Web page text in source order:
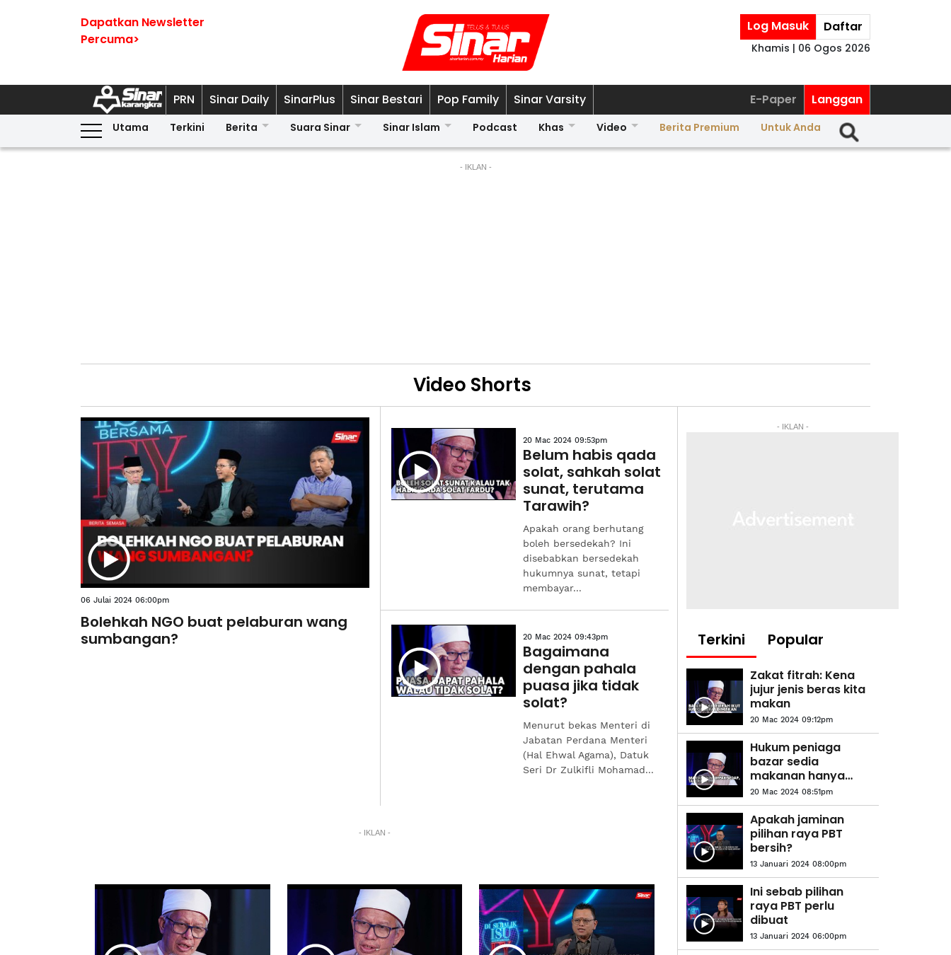
Dapatkan Newsletter
Percuma>
Log Masuk Daftar
Khamis | 06 Ogos 2026
PRN Sinar Daily SinarPlus Sinar Bestari Pop Family Sinar Varsity E-Paper Langgan
Utama Terkini Berita Suara Sinar Sinar Islam Podcast Khas Video Berita Premium Untuk Anda
- IKLAN -
Video Shorts
06 Julai 2024 06:00pm
Bolehkah NGO buat pelaburan wang
sumbangan?
20 Mac 2024 09:53pm
Belum habis qada
solat, sahkah solat
sunat, terutama
Tarawih?
Apakah orang berhutang
boleh bersedekah? Ini
disebabkan bersedekah
hukumnya sunat, tetapi
membayar...
20 Mac 2024 09:43pm
Bagaimana
dengan pahala
puasa jika tidak
solat?
Menurut bekas Menteri di
Jabatan Perdana Menteri
(Hal Ehwal Agama), Datuk
Seri Dr Zulkifli Mohamad...
- IKLAN -
- IKLAN -
Terkini Popular
Zakat fitrah: Kena
jujur jenis beras kita
makan
20 Mac 2024 09:12pm
Hukum peniaga
bazar sedia
makanan hanya
'çantik pada rupa'?
20 Mac 2024 08:51pm
Apakah jaminan
pilihan raya PBT
bersih?
13 Januari 2024 08:00pm
Ini sebab pilihan
raya PBT perlu
dibuat
13 Januari 2024 06:00pm